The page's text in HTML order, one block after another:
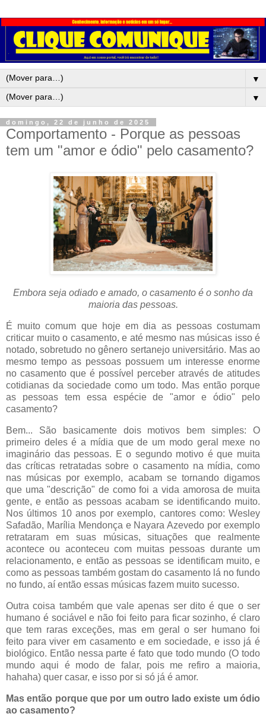
▼
▼
domingo, 22 de junho de 2025
Comportamento - Porque as pessoas
tem um "amor e ódio" pelo casamento?
Embora seja odiado e amado, o casamento é o sonho da
maioria das pessoas.
É muito comum que hoje em dia as pessoas costumam
criticar muito o casamento, e até mesmo nas músicas isso é
notado, sobretudo no gênero sertanejo universitário. Mas ao
mesmo tempo as pessoas possuem um interesse enorme
no casamento que é possível perceber através de atitudes
cotidianas da sociedade como um todo. Mas então porque
as pessoas tem essa espécie de "amor e ódio" pelo
casamento?
Bem... São basicamente dois motivos bem simples: O
primeiro deles é a mídia que de um modo geral mexe no
imaginário das pessoas. E o segundo motivo é que muita
das críticas retratadas sobre o casamento na mídia, como
nas músicas por exemplo, acabam se tornando digamos
que uma "descrição" de como foi a vida amorosa de muita
gente, e então as pessoas acabam se identificando muito.
Nos últimos 10 anos por exemplo, cantores como: Wesley
Safadão, Marília Mendonça e Nayara Azevedo por exemplo
retrataram em suas músicas, situações que realmente
acontece ou aconteceu com muitas pessoas durante um
relacionamento, e então as pessoas se identificam muito, e
como as pessoas também gostam do casamento lá no fundo
no fundo, aí então essas músicas fazem muito sucesso.
Outra coisa também que vale apenas ser dito é que o ser
humano é sociável e não foi feito para ficar sozinho, é claro
que tem raras exceções, mas em geral o ser humano foi
feito para viver em casamento e em sociedade, e isso já é
biológico. Então nessa parte é fato que todo mundo (O todo
mundo aqui é modo de falar, pois me refiro a maioria,
hahaha) quer casar, e isso por si só já é amor.
Mas então porque que por um outro lado existe um ódio
ao casamento?